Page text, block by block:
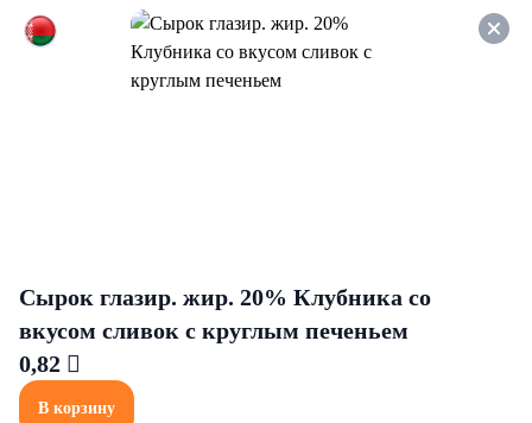
Оформляйте заказ НА
САМОВЫВОЗ и получайте
СКИДКУ 7%
Сырок глазир. жир. 20% Клубника со
вкусом сливок с круглым печеньем
0,82 
В корзину